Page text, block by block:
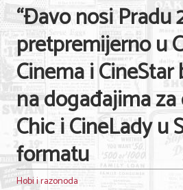
“Đavo nosi Pradu
pretpremijerno u
Cinema i
na događajima
Chic i CineLady u
formatu
Hobi i razonoda